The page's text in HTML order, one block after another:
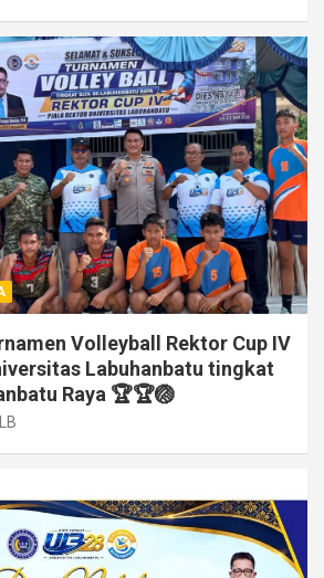
Volleyball Rektor Cup IV
Labuhanbatu tingkat
Raya 🏆🏆🏐